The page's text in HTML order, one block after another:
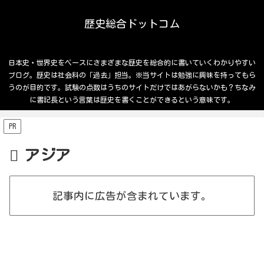
歴史総合ドットコム
日本史・世界史をベースにさまざまな歴史を総合的に書いていくわかりやすい
ブログ。歴史は社会科の「過去」担当。※当サイトは勉強に興味を持ってもら
うのが目的です。試験の点数はうちのサイトだけではあがらないかも？ちなみ
に書記長という言葉は歴史を書くことができるという意味です。
PR
アジア
記事内に広告が含まれています。